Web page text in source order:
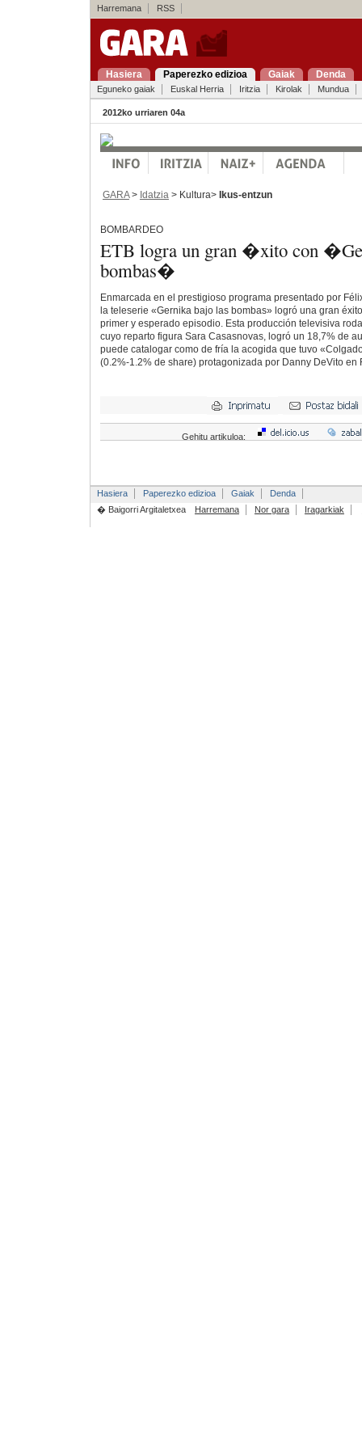
Harremana RSS
Hasiera Paperezko edizioa Gaiak Denda
Eguneko gaiak Euskal Herria Iritzia Kirolak Mundua
2012ko urriaren 04a
GARA> Idatzia > Kultura> Ikus-entzun
BOMBARDEO
ETB logra un gran �xito con
bombas�
Enmarcada en el prestigioso programa presentado por
la teleserie «Gernika bajo las bombas» logró una gran
primer y esperado episodio. Esta producción televisiva
cuyo reparto figura Sara Casasnovas, logró un 18,7% de
puede catalogar como de fría la acogida que tuvo
(0.2%-1.2% de share) protagonizada por Danny DeVito en
Gehitu artikuloa:
Hasiera Paperezko edizioa Gaiak
Denda
� Baigorri Argitaletxea
Harremana Nor gara Iragarkiak